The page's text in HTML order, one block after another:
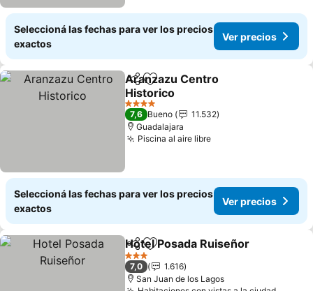
Seleccioná las fechas para ver los precios
exactos
Ver precios
CompartirAñadir a favoritos
Aranzazu Centro
Historico
4 Estrellas
7,6 Bueno
11.532
Guadalajara
Piscina al aire libre
Seleccioná las fechas para ver los precios
exactos
Ver precios
CompartirAñadir a favoritos
Hotel Posada Ruiseñor
3 Estrellas
7,0
1.616
San Juan de los Lagos